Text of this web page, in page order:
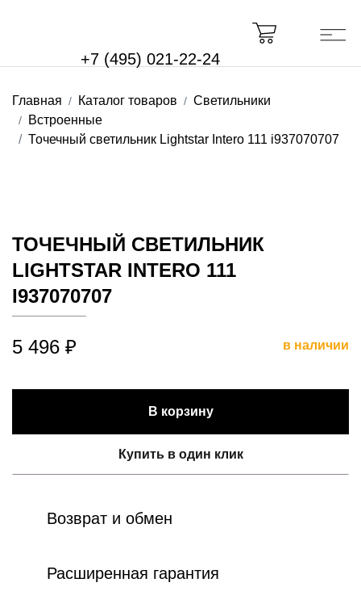
+7 (495) 021-22-24
Главная Каталог товаров
Светильники
Встроенные
Точечный светильник Lightstar Intero 111 i937070707
ТОЧЕЧНЫЙ СВЕТИЛЬНИК
LIGHTSTAR INTERO 111
I937070707
5 496 ₽ в наличии
В корзину
Купить в один клик
Возврат и обмен
Расширенная гарантия